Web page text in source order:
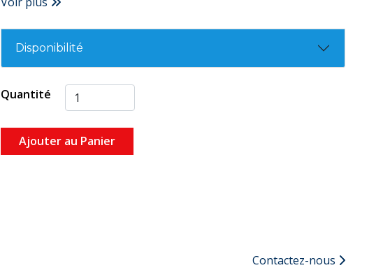
Utilisation manuelle possible
Disponibilité
Quantité
Ajouter au Panier
Contactez-nous